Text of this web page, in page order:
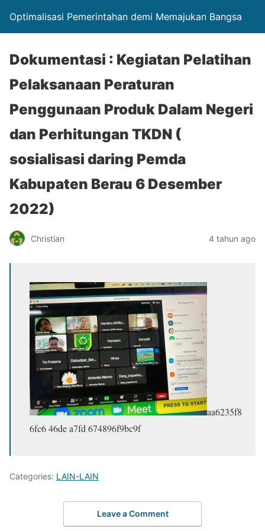
Optimalisasi Pemerintahan demi Memajukan Bangsa
Dokumentasi : Kegiatan Pelatihan
Pelaksanaan Peraturan
Penggunaan Produk Dalam Negeri
dan Perhitungan TKDN (
sosialisasi daring Pemda
Kabupaten Berau 6 Desember
2022)
Christian 4 tahun ago
aa6235f8
6fc6 46de a7fd 674896f9bc9f
Categories: LAIN-LAIN
Leave a Comment